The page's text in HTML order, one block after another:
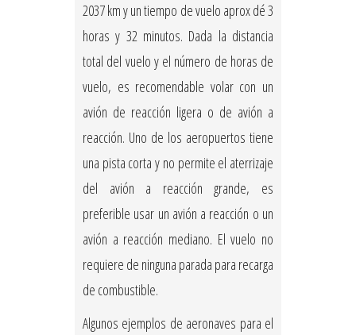
2037 km y un tiempo de vuelo aprox dé 3
horas y 32 minutos. Dada la distancia
total del vuelo y el número de horas de
vuelo, es recomendable volar con un
avión de reacción ligera o de avión a
reacción. Uno de los aeropuertos tiene
una pista corta y no permite el aterrizaje
del avión a reacción grande, es
preferible usar un avión a reacción o un
avión a reacción mediano. El vuelo no
requiere de ninguna parada para recarga
de combustible.
Algunos ejemplos de aeronaves para el